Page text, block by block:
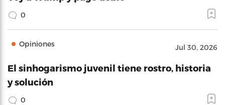
0
Opiniones Jul 30, 2026
El sinhogarismo juvenil tiene rostro, historia
y solución
0